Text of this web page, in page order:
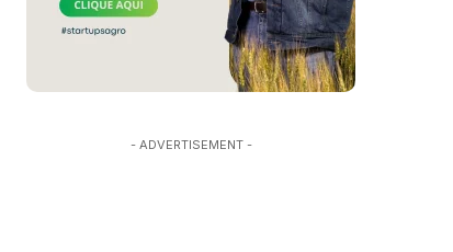
- ADVERTISEMENT -